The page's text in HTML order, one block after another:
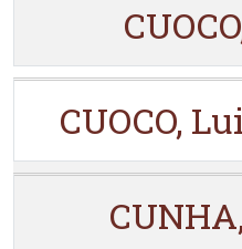
CUOCO,